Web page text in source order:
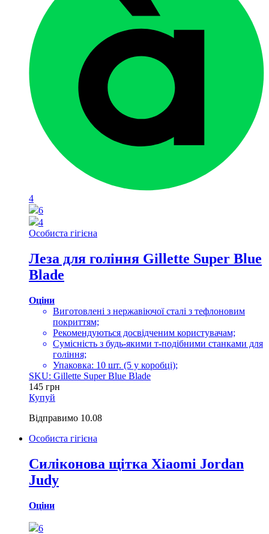
4
6
4
Особиста гігієна
Леза для гоління Gillette Super Blue
Blade
Оціни
Виготовлені з нержавіючої сталі з тефлоновим
покриттям;
Рекомендуються досвідченим користувачам;
Сумісність з будь-якими т-подібними станками для
гоління;
Упаковка: 10 шт. (5 у коробці);
SKU: Gillette Super Blue Blade
145 грн
Купуй
Відправимо 10.08
Особиста гігієна
Силіконова щітка Xiaomi Jordan
Judy
Оціни
6